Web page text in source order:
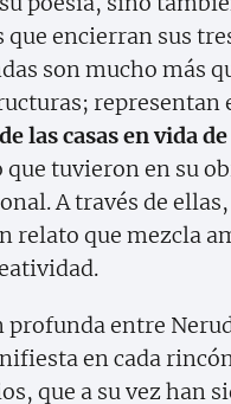
encierran sus
son mucho más
representan
las casas en vida
tuvieron en su
A través de ellas,
relato que mezcla
profunda entre
en cada
que a su vez han